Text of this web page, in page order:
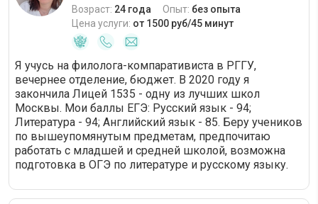
Возраст: 24 года Опыт: без опыта
Цена услуги: от 1500 руб/45 минут
Я учусь на филолога-компаративиста в РГГУ,
вечернее отделение, бюджет. В 2020 году я
закончила Лицей 1535 - одну из лучших школ
Москвы. Мои баллы ЕГЭ: Русский язык - 94;
Литература - 94; Английский язык - 85. Беру учеников
по вышеупомянутым предметам, предпочитаю
работать с младшей и средней школой, возможна
подготовка в ОГЭ по литературе и русскому языку.